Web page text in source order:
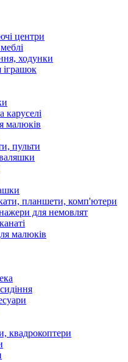
центри
ходунки
каруселі
малюків
пульти
планшети, комп'ютери
для немовлят
малюків
квадрокоптери